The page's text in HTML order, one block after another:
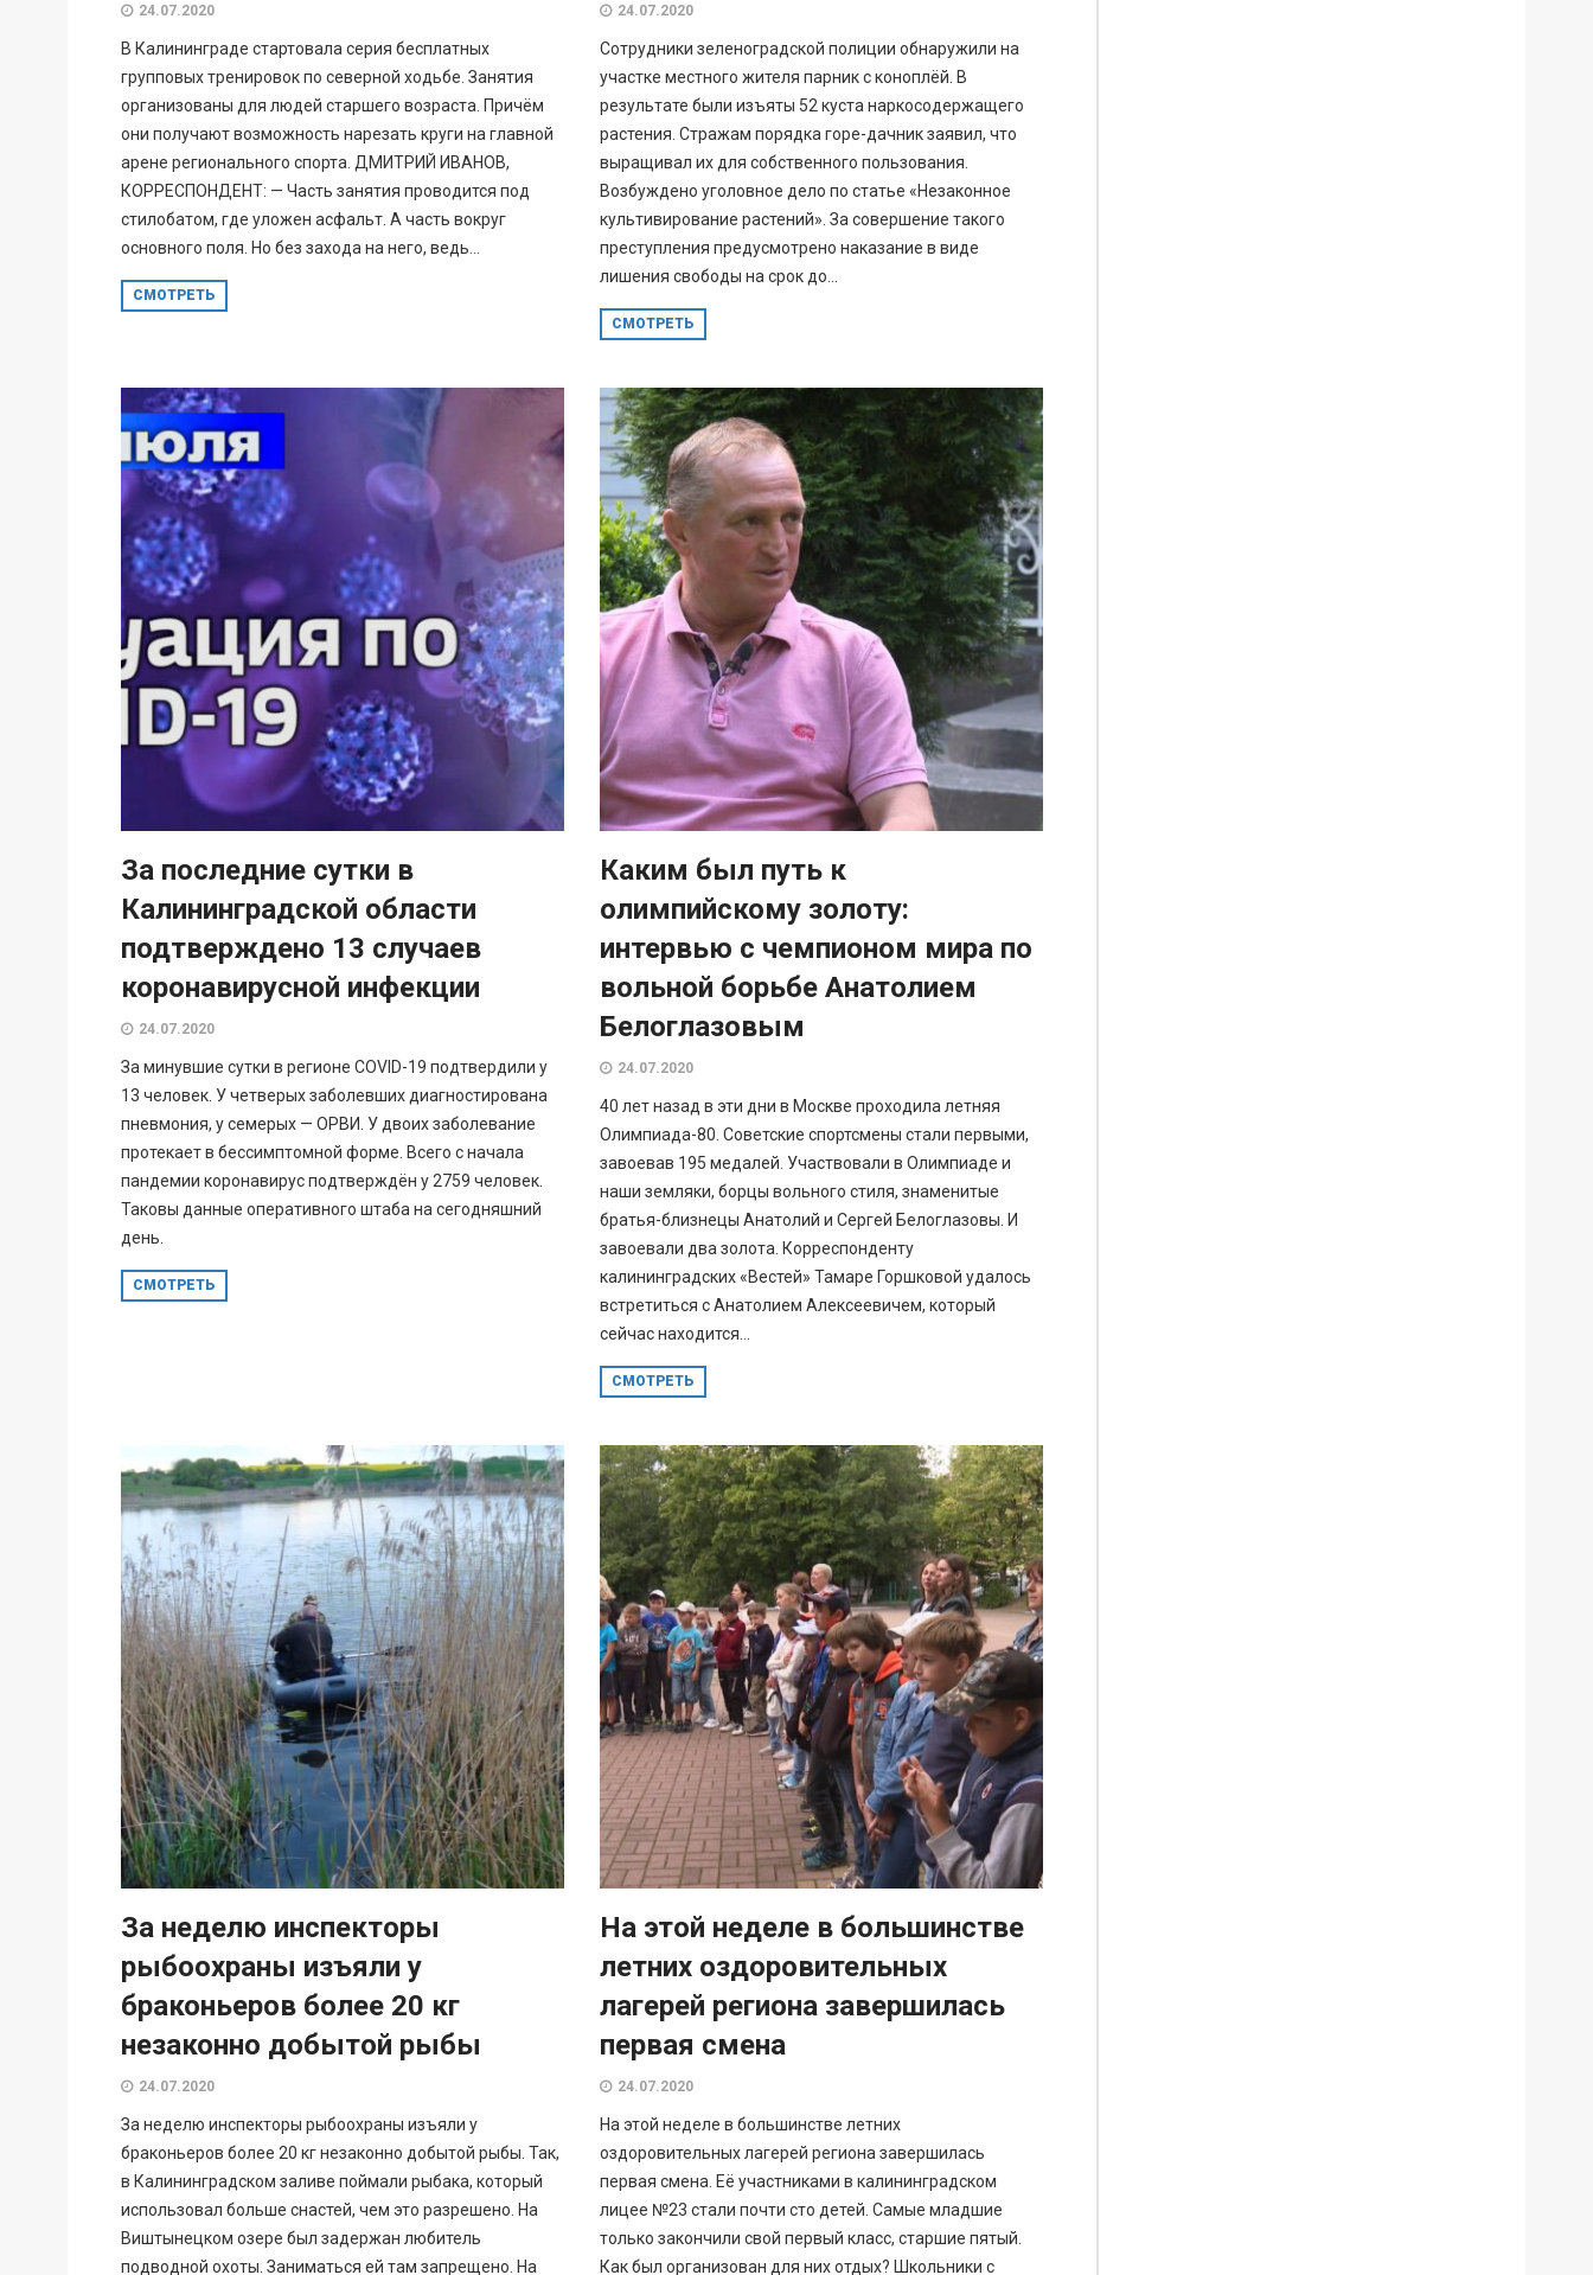
24.07.2020
В Калининграде стартовала серия бесплатных
групповых тренировок по северной ходьбе. Занятия
организованы для людей старшего возраста. Причём
они получают возможность нарезать круги на главной
арене регионального спорта. ДМИТРИЙ ИВАНОВ,
КОРРЕСПОНДЕНТ: — Часть занятия проводится под
стилобатом, где уложен асфальт. А часть вокруг
основного поля. Но без захода на него, ведь...
СМОТРЕТЬ
24.07.2020
Сотрудники зеленоградской полиции обнаружили на
участке местного жителя парник с коноплёй. В
результате были изъяты 52 куста наркосодержащего
растения. Стражам порядка горе-дачник заявил, что
выращивал их для собственного пользования.
Возбуждено уголовное дело по статье «Незаконное
культивирование растений». За совершение такого
преступления предусмотрено наказание в виде
лишения свободы на срок до...
СМОТРЕТЬ
За последние сутки в
Калининградской области
подтверждено 13 случаев
коронавирусной инфекции
24.07.2020
За минувшие сутки в регионе COVID-19 подтвердили у
13 человек. У четверых заболевших диагностирована
пневмония, у семерых — ОРВИ. У двоих заболевание
протекает в бессимптомной форме. Всего с начала
пандемии коронавирус подтверждён у 2759 человек.
Таковы данные оперативного штаба на сегодняшний
день.
СМОТРЕТЬ
Каким был путь к
олимпийскому золоту:
интервью с чемпионом мира по
вольной борьбе Анатолием
Белоглазовым
24.07.2020
40 лет назад в эти дни в Москве проходила летняя
Олимпиада-80. Советские спортсмены стали первыми,
завоевав 195 медалей. Участвовали в Олимпиаде и
наши земляки, борцы вольного стиля, знаменитые
братья-близнецы Анатолий и Сергей Белоглазовы. И
завоевали два золота. Корреспонденту
калининградских «Вестей» Тамаре Горшковой удалось
встретиться с Анатолием Алексеевичем, который
сейчас находится...
СМОТРЕТЬ
За неделю инспекторы
рыбоохраны изъяли у
браконьеров более 20 кг
незаконно добытой рыбы
24.07.2020
За неделю инспекторы рыбоохраны изъяли у
браконьеров более 20 кг незаконно добытой рыбы. Так,
в Калининградском заливе поймали рыбака, который
использовал больше снастей, чем это разрешено. На
Виштынецком озере был задержан любитель
подводной охоты. Заниматься ей там запрещено. На
На этой неделе в большинстве
летних оздоровительных
лагерей региона завершилась
первая смена
24.07.2020
На этой неделе в большинстве летних
оздоровительных лагерей региона завершилась
первая смена. Её участниками в калининградском
лицее №23 стали почти сто детей. Самые младшие
только закончили свой первый класс, старшие пятый.
Как был организован для них отдых? Школьники с